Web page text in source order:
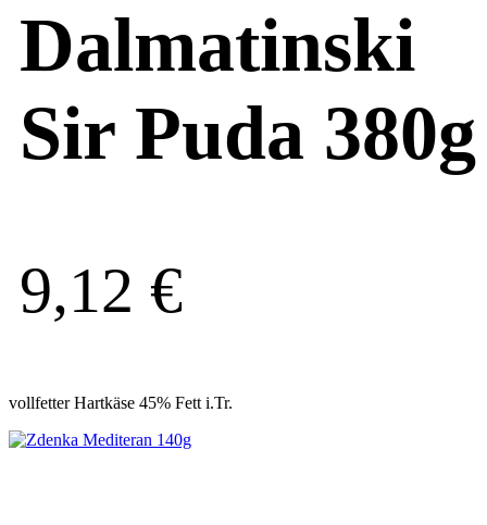
Dalmatinski
Sir Puda 380g
9,12 €
vollfetter Hartkäse 45% Fett i.Tr.